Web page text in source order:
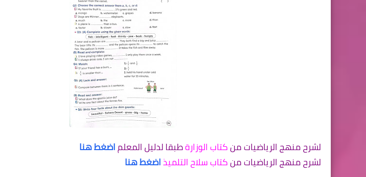
لشرح منهج الرياضيات منكتاب الوزارةطبقا لدليل المعلماضغط هنا
لشرح منهج الرياضيات منكتاب سلاح التلميذاضغط هنا